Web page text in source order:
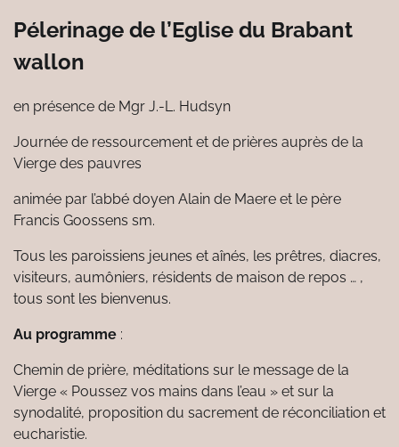
Pélerinage de l’Eglise du Brabant
wallon
en présence de Mgr J.-L. Hudsyn
Journée de ressourcement et de prières auprès de la
Vierge des pauvres
animée par l’abbé doyen Alain de Maere et le père
Francis Goossens sm.
Tous les paroissiens jeunes et aînés, les prêtres, diacres,
visiteurs, aumôniers, résidents de maison de repos … ,
tous sont les bienvenus.
Au programme :
Chemin de prière, méditations sur le message de la
Vierge « Poussez vos mains dans l’eau » et sur la
synodalité, proposition du sacrement de réconciliation et
eucharistie.